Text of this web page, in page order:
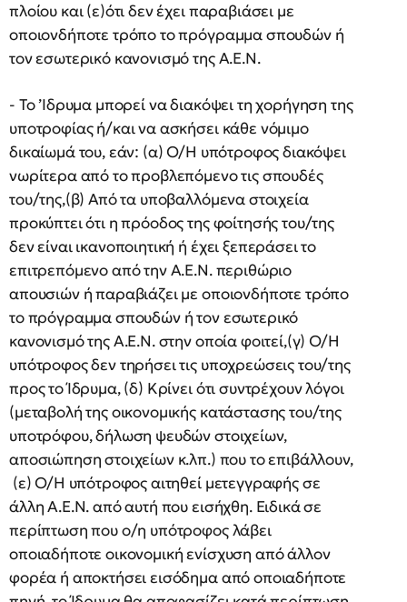
πλοίου και (ε)ότι δεν έχει παραβιάσει με
οποιονδήποτε τρόπο το πρόγραμμα σπουδών ή
τον εσωτερικό κανονισμό της Α.Ε.Ν.
- Το ’Ιδρυμα μπορεί να διακόψει τη χορήγηση της
υποτροφίας ή/και να ασκήσει κάθε νόμιμο
δικαίωμά του, εάν: (α) Ο/Η υπότροφος διακόψει
νωρίτερα από το προβλεπόμενο τις σπουδές
του/της,(β) Από τα υποβαλλόμενα στοιχεία
προκύπτει ότι η πρόοδος της φοίτησής του/της
δεν είναι ικανοποιητική ή έχει ξεπεράσει το
επιτρεπόμενο από την Α.Ε.Ν. περιθώριο
απουσιών ή παραβιάζει με οποιονδήποτε τρόπο
το πρόγραμμα σπουδών ή τον εσωτερικό
κανονισμό της Α.Ε.Ν. στην οποία φοιτεί,(γ) Ο/Η
υπότροφος δεν τηρήσει τις υποχρεώσεις του/της
προς το Ίδρυμα, (δ) Κρίνει ότι συντρέχουν λόγοι
(μεταβολή της οικονομικής κατάστασης του/της
υποτρόφου, δήλωση ψευδών στοιχείων,
αποσιώπηση στοιχείων κ.λπ.) που το επιβάλλουν,
(ε) Ο/Η υπότροφος αιτηθεί μετεγγραφής σε
άλλη Α.Ε.Ν. από αυτή που εισήχθη. Ειδικά σε
περίπτωση που ο/η υπότροφος λάβει
οποιαδήποτε οικονομική ενίσχυση από άλλον
φορέα ή αποκτήσει εισόδημα από οποιαδήποτε